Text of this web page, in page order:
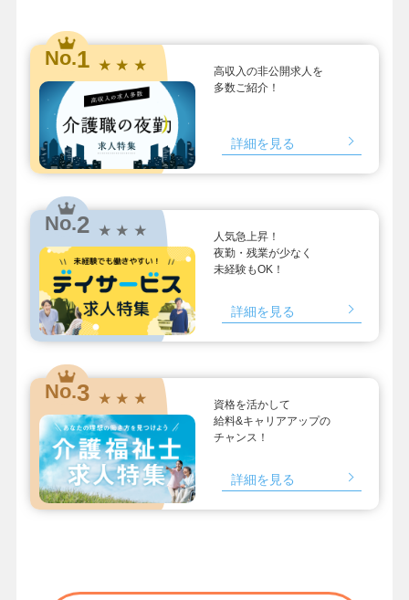
No.1 ★ ★ ★
高収入の非公開求人を
多数ご紹介！
詳細を見る
No.2 ★ ★ ★
人気急上昇！
夜勤・残業が少なく
未経験もOK！
詳細を見る
No.3 ★ ★ ★
資格を活かして
給料&キャリアアップの
チャンス！
詳細を見る